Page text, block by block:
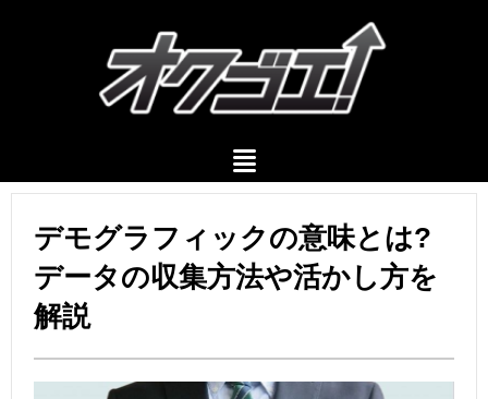
デモグラフィックの意味とは?
データの収集方法や活かし方を
解説